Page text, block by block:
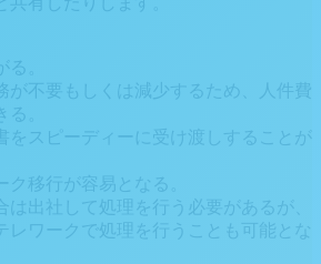
。
不要もしくは減少するため、人件費
。
スピーディーに受け渡しすることが
移行が容易となる。
出社して処理を行う必要があるが、
レワークで処理を行うことも可能とな